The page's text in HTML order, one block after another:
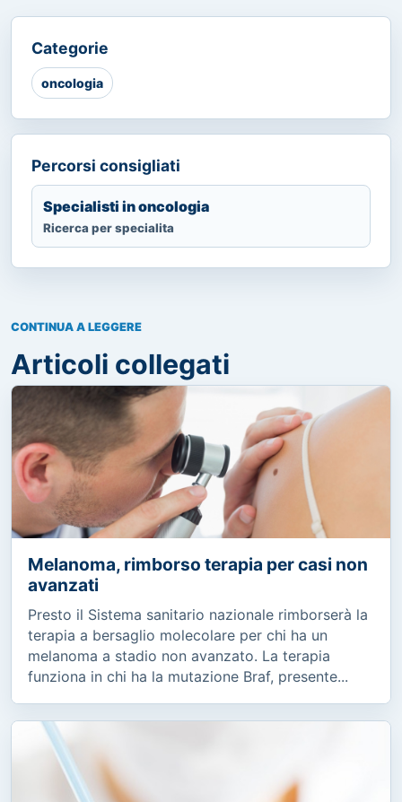
Categorie
oncologia
Percorsi consigliati
Specialisti in oncologia
Ricerca per specialita
CONTINUA A LEGGERE
Articoli collegati
Melanoma, rimborso terapia per casi non
avanzati
Presto il Sistema sanitario nazionale rimborserà la
terapia a bersaglio molecolare per chi ha un
melanoma a stadio non avanzato. La terapia
funziona in chi ha la mutazione Braf, presente...